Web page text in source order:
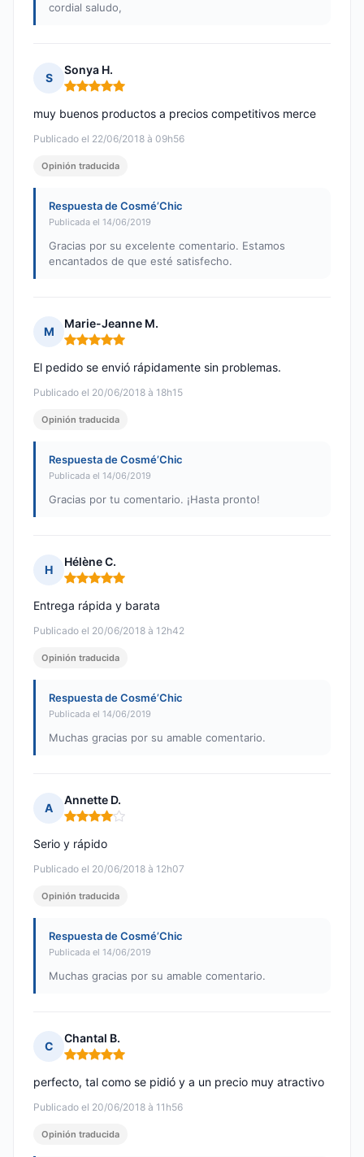
cordial saludo,
S
Sonya H.
Nota: 5 de 5
Publicado el 22/06/2018 à 09h56
muy buenos productos a precios competitivos merce
Opinión traducida
Respuesta de Cosmé’Chic
Publicada el 14/06/2019
Gracias por su excelente comentario. Estamos
encantados de que esté satisfecho.
M
Marie-Jeanne M.
Nota: 5 de 5
Publicado el 20/06/2018 à 18h15
El pedido se envió rápidamente sin problemas.
Opinión traducida
Respuesta de Cosmé’Chic
Publicada el 14/06/2019
Gracias por tu comentario. ¡Hasta pronto!
H
Hélène C.
Nota: 5 de 5
Publicado el 20/06/2018 à 12h42
Entrega rápida y barata
Opinión traducida
Respuesta de Cosmé’Chic
Publicada el 14/06/2019
Muchas gracias por su amable comentario.
A
Annette D.
Nota: 4 de 5
Publicado el 20/06/2018 à 12h07
Serio y rápido
Opinión traducida
Respuesta de Cosmé’Chic
Publicada el 14/06/2019
Muchas gracias por su amable comentario.
C
Chantal B.
Nota: 5 de 5
Publicado el 20/06/2018 à 11h56
perfecto, tal como se pidió y a un precio muy atractivo
Opinión traducida